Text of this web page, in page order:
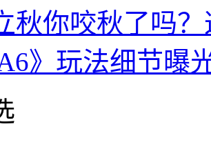
秋你咬秋了吗
》玩法细节